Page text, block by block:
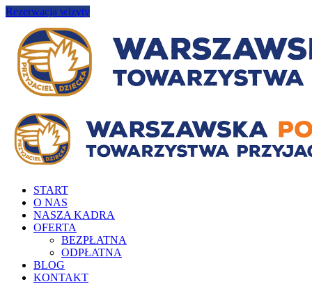
Rezerwacja wizyty
START
O NAS
NASZA KADRA
OFERTA
BEZPŁATNA
ODPŁATNA
BLOG
KONTAKT